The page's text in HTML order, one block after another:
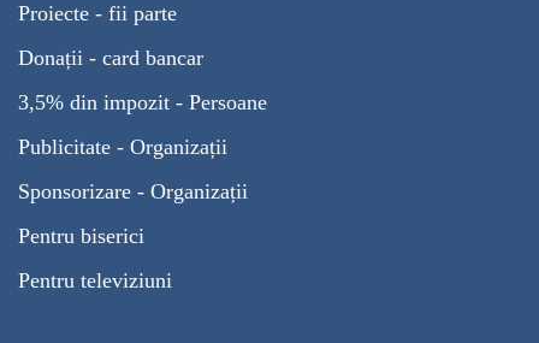
Proiecte - fii parte
Donații - card bancar
3,5% din impozit - Persoane
Publicitate - Organizații
Sponsorizare - Organizații
Pentru biserici
Pentru televiziuni